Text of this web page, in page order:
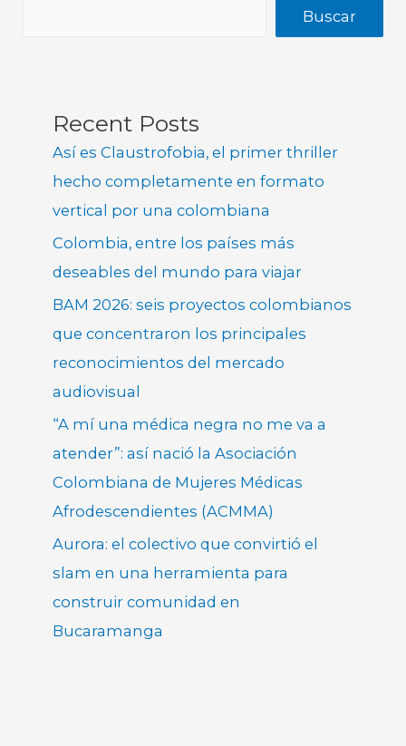
Buscar
Recent Posts
Así es Claustrofobia, el primer thriller
hecho completamente en formato
vertical por una colombiana
Colombia, entre los países más
deseables del mundo para viajar
BAM 2026: seis proyectos colombianos
que concentraron los principales
reconocimientos del mercado
audiovisual
“A mí una médica negra no me va a
atender”: así nació la Asociación
Colombiana de Mujeres Médicas
Afrodescendientes (ACMMA)
Aurora: el colectivo que convirtió el
slam en una herramienta para
construir comunidad en
Bucaramanga